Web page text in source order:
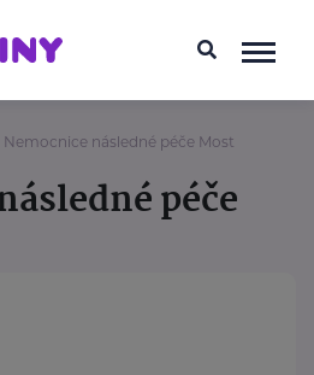
Nemocnice následné péče Most
péče